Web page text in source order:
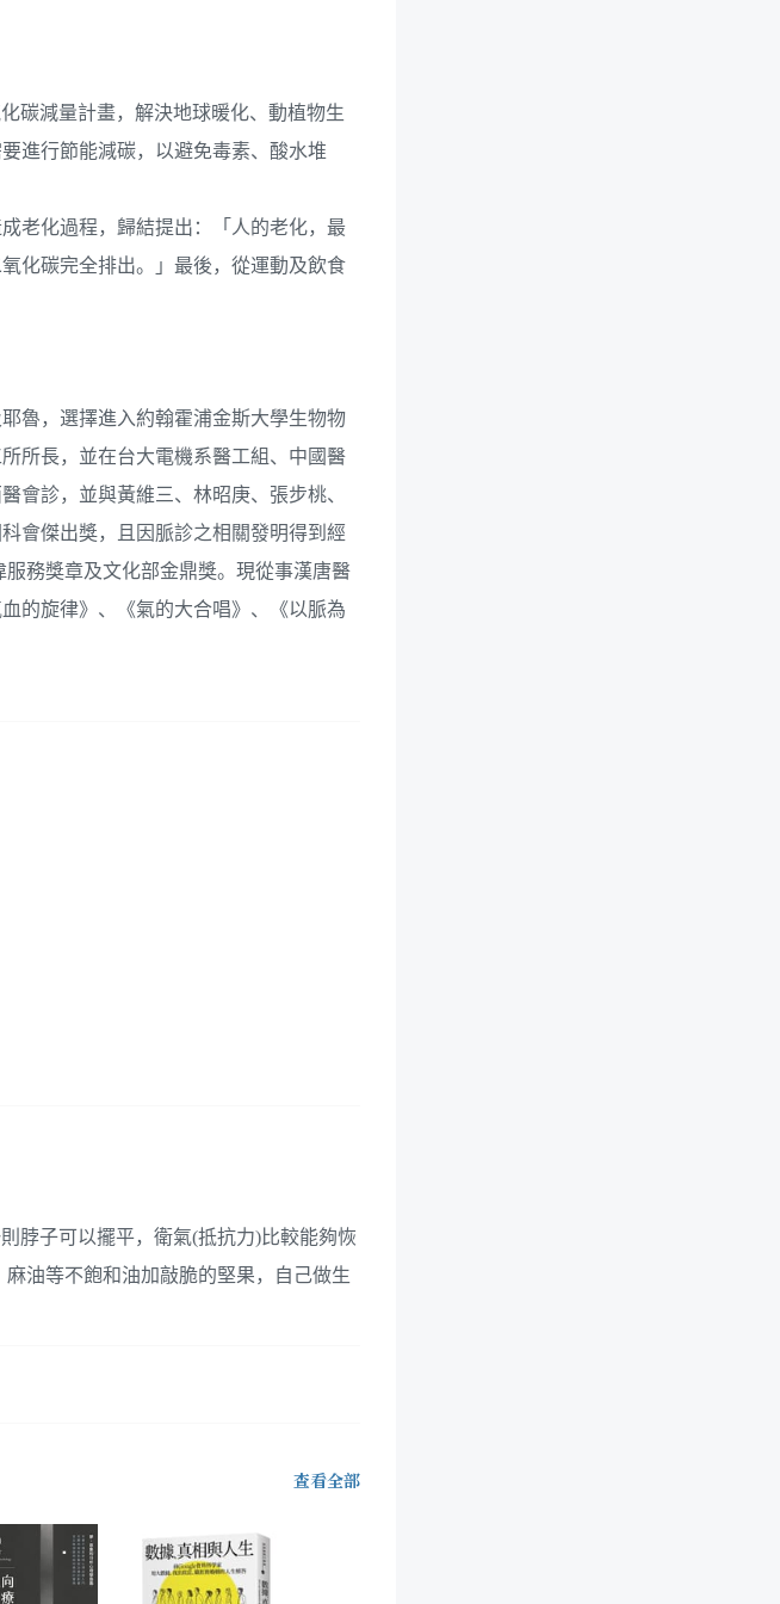
碳減量計畫，解決地球暖化、動植物生
進行節能減碳，以避免毒素、酸水堆
老化過程，歸結提出：「人的老化，最
化碳完全排出。」最後，從運動及飲食
魯，選擇進入約翰霍浦金斯大學生物物
所長，並在台大電機系醫工組、中國醫
會診，並與黃維三、林昭庚、張步桃、
會傑出獎，且因脈診之相關發明得到經
務獎章及文化部金鼎獎。現從事漢唐醫
的旋律》、《氣的大合唱》、《以脈為
脖子可以擺平，衛氣(抵抗力)比較能夠恢
油等不飽和油加敲脆的堅果，自己做生
查看全部